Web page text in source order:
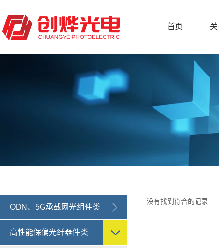
首页
ODN、5G承载网光组件类
高性能保偏光纤器件类
没有找到符合的记录